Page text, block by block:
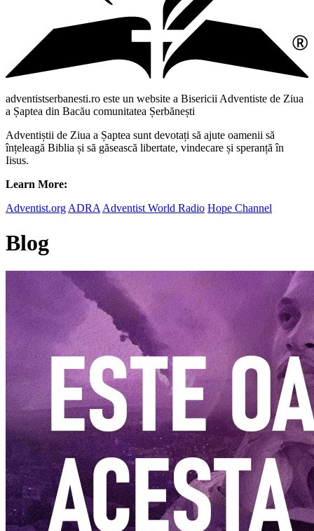
adventistserbanesti.ro este un website a Bisericii Adventiste de Ziua
a Șaptea din Bacău comunitatea Șerbănești
Adventiștii de Ziua a Șaptea sunt devotați să ajute oamenii să
înțeleagă Biblia și să găsească libertate, vindecare și speranță în
Iisus.
Learn More:
Adventist.org ADRA Adventist World Radio Hope Channel
Blog